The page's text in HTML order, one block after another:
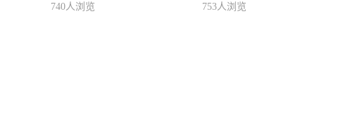
740人浏览 753人浏览